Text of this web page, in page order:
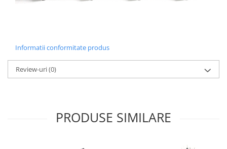
Informatii conformitate produs
Review-uri(0)
PRODUSE SIMILARE